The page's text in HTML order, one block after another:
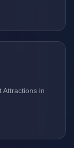
Attractions in